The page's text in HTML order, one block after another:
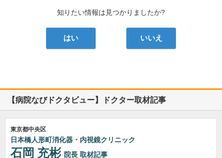
知りたい情報は見つかりましたか?
はい いいえ
【病院なびドクタビュー】ドクター取材記事
東京都中央区
日本橋人形町消化器・内視鏡クリニック
石岡 充彬 院長 取材記事